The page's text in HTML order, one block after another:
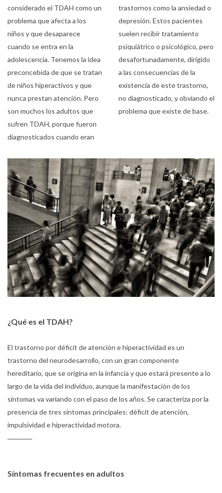
considerado el TDAH como un
problema que afecta a los
niños y que desaparece
cuando se entra en la
adolescencia. Tenemos la idea
preconcebida de que se tratan
de niños hiperactivos y que
nunca prestan atención. Pero
son muchos los adultos que
sufren TDAH, porque fueron
diagnosticados cuando eran
trastornos como la ansiedad o
depresión. Estos pacientes
suelen recibir tratamiento
psiquiátrico o psicológico, pero
desafortunadamente, dirigido
a las consecuencias de la
existencia de este trastorno,
no diagnosticado, y obviando el
problema que existe de base.
¿Qué es el TDAH?
El trastorno por déficit de atención e hiperactividad es un
trastorno del neurodesarrollo, con un gran componente
hereditario, que se origina en la infancia y que estará presente a lo
largo de la vida del individuo, aunque la manifestación de los
síntomas va variando con el paso de los años. Se caracteriza por la
presencia de tres síntomas principales: déficit de atención,
impulsividad e hiperactividad motora.
Síntomas frecuentes en adultos